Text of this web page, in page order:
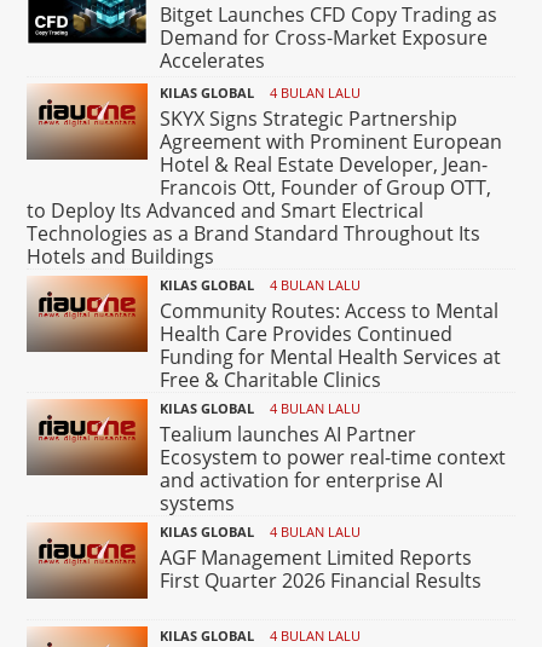
Bitget Launches CFD Copy Trading as
Demand for Cross-Market Exposure
Accelerates
KILAS GLOBAL 4 BULAN LALU
SKYX Signs Strategic Partnership
Agreement with Prominent European
Hotel & Real Estate Developer, Jean-
Francois Ott, Founder of Group OTT,
to Deploy Its Advanced and Smart Electrical
Technologies as a Brand Standard Throughout Its
Hotels and Buildings
KILAS GLOBAL 4 BULAN LALU
Community Routes: Access to Mental
Health Care Provides Continued
Funding for Mental Health Services at
Free & Charitable Clinics
KILAS GLOBAL 4 BULAN LALU
Tealium launches AI Partner
Ecosystem to power real-time context
and activation for enterprise AI
systems
KILAS GLOBAL 4 BULAN LALU
AGF Management Limited Reports
First Quarter 2026 Financial Results
KILAS GLOBAL 4 BULAN LALU